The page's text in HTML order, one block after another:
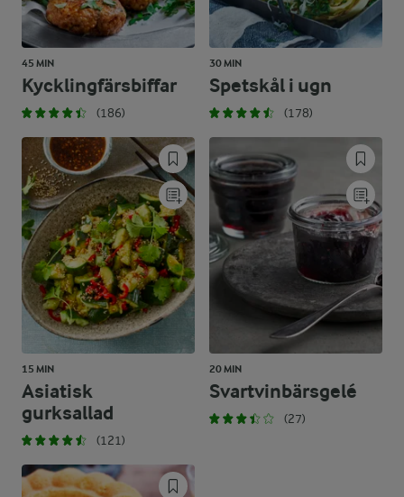
45 MIN
Kycklingfärsbiffar
(186)
30 MIN
Spetskål i ugn
(178)
15 MIN
Asiatisk
gurksallad
(121)
20 MIN
Svartvinbärsgelé
(27)